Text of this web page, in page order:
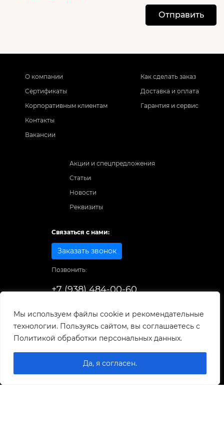
Мы используем файлы cookie и рекомендательные
технологии. Пользуясь сайтом, вы соглашаетесь с
Политикой обработки персональных данных.
Да, я согласен.
Отправить
О компании
Сертификаты
Корпоративным клиентам
Контакты
Вакансии
Как сделать заказ
Доставка и оплата
Гарантия и сервис
Акции и спецпредложения
Статьи
Новости
Реквизиты
Связаться с нами:
Заказать звонок
Позвонить:
+7 (938) 484-00-60
© 1998-2025
0